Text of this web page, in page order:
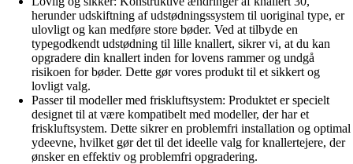
herunder udskiftning af udstødningssystem til uoriginal type, er
ulovligt og kan medføre store bøder. Ved at tilbyde en
typegodkendt udstødning til lille knallert, sikrer vi, at du kan
opgradere din knallert inden for lovens rammer og undgå
risikoen for bøder. Dette gør vores produkt til et sikkert og
lovligt valg.
Passer til modeller med friskluftsystem: Produktet er specielt
designet til at være kompatibelt med modeller, der har et
friskluftsystem. Dette sikrer en problemfri installation og optimal
ydeevne, hvilket gør det til det ideelle valg for knallertejere, der
ønsker en effektiv og problemfri opgradering.